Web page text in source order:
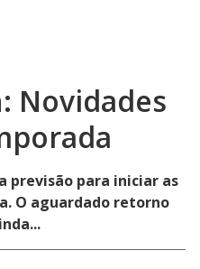
Novidades
previsão para iniciar as
O aguardado retorno